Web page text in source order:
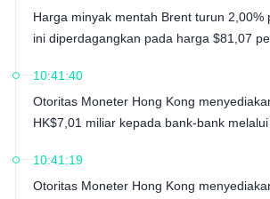
Harga minyak mentah Brent turun 2,00%
ini diperdagangkan pada harga $81,07
10:41:40
Otoritas Moneter Hong Kong
HK$7,01 miliar kepada bank-bank
10:41:19
Otoritas Moneter Hong Kong